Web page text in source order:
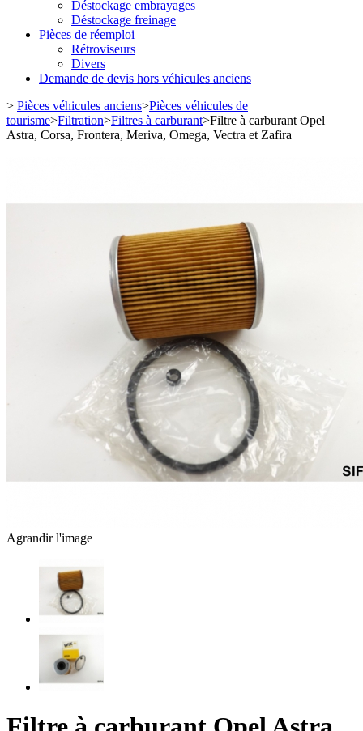
Déstockage embrayages
Déstockage freinage
Pièces de réemploi
Rétroviseurs
Divers
Demande de devis hors véhicules anciens
> Pièces véhicules anciens>Pièces véhicules de
tourisme>Filtration>Filtres à carburant>Filtre à carburant Opel
Astra, Corsa, Frontera, Meriva, Omega, Vectra et Zafira
Agrandir l'image